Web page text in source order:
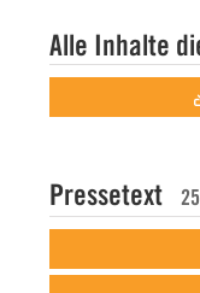
Alle Inhalte
Pressetext